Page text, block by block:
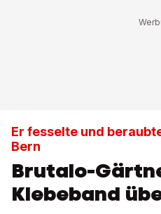
Er fesselte und
Bern
Brutalo-
Klebeband